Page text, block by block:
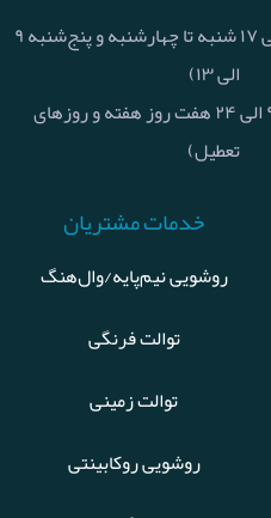
۰۹۱۵۵۰۵۵۰۰۶ (۹ الی ۱۷ شنبه تا چهارشنبه و پنج‌شنبه ۹
الی ۱۳)
۰۹۱۵۵۰۵۵۰۰۶ (۹ الی ۲۴ هفت روز هفته و روزهای
تعطیل)
خدمات مشتریان
روشویی نیم‌پایه/وال‌هنگ
توالت فرنگی
توالت زمینی
روشویی روکابینتی